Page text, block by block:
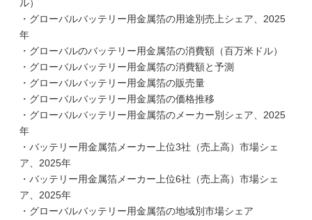
ル）
・グローバルバッテリー用金属箔の用途別売上シェア、2025
年
・グローバルのバッテリー用金属箔の消費額（百万米ドル）
・グローバルバッテリー用金属箔の消費額と予測
・グローバルバッテリー用金属箔の販売量
・グローバルバッテリー用金属箔の価格推移
・グローバルバッテリー用金属箔のメーカー別シェア、2025
年
・バッテリー用金属箔メーカー上位3社（売上高）市場シェ
ア、2025年
・バッテリー用金属箔メーカー上位6社（売上高）市場シェ
ア、2025年
・グローバルバッテリー用金属箔の地域別市場シェア